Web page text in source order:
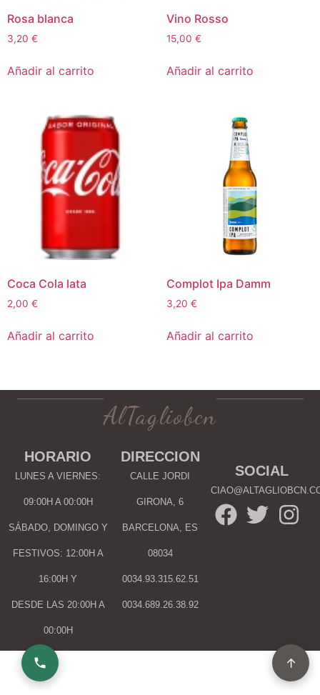
Rosa blanca
3,20 €
Añadir al carrito
Vino Rosso
15,00 €
Añadir al carrito
Coca Cola lata
2,00 €
Añadir al carrito
Complot Ipa Damm
3,20 €
Añadir al carrito
AlTagliobcn
HORARIO
LUNES A VIERNES:
09:00H A 00:00H
SÁBADO, DOMINGO Y
FESTIVOS: 12:00H A
16:00H Y
DESDE LAS 20:00H A
00:00H
DIRECCION
CALLE JORDI
GIRONA, 6
BARCELONA, ES
08034
0034.93.315.62.51
0034.689.26.38.92
SOCIAL
↑